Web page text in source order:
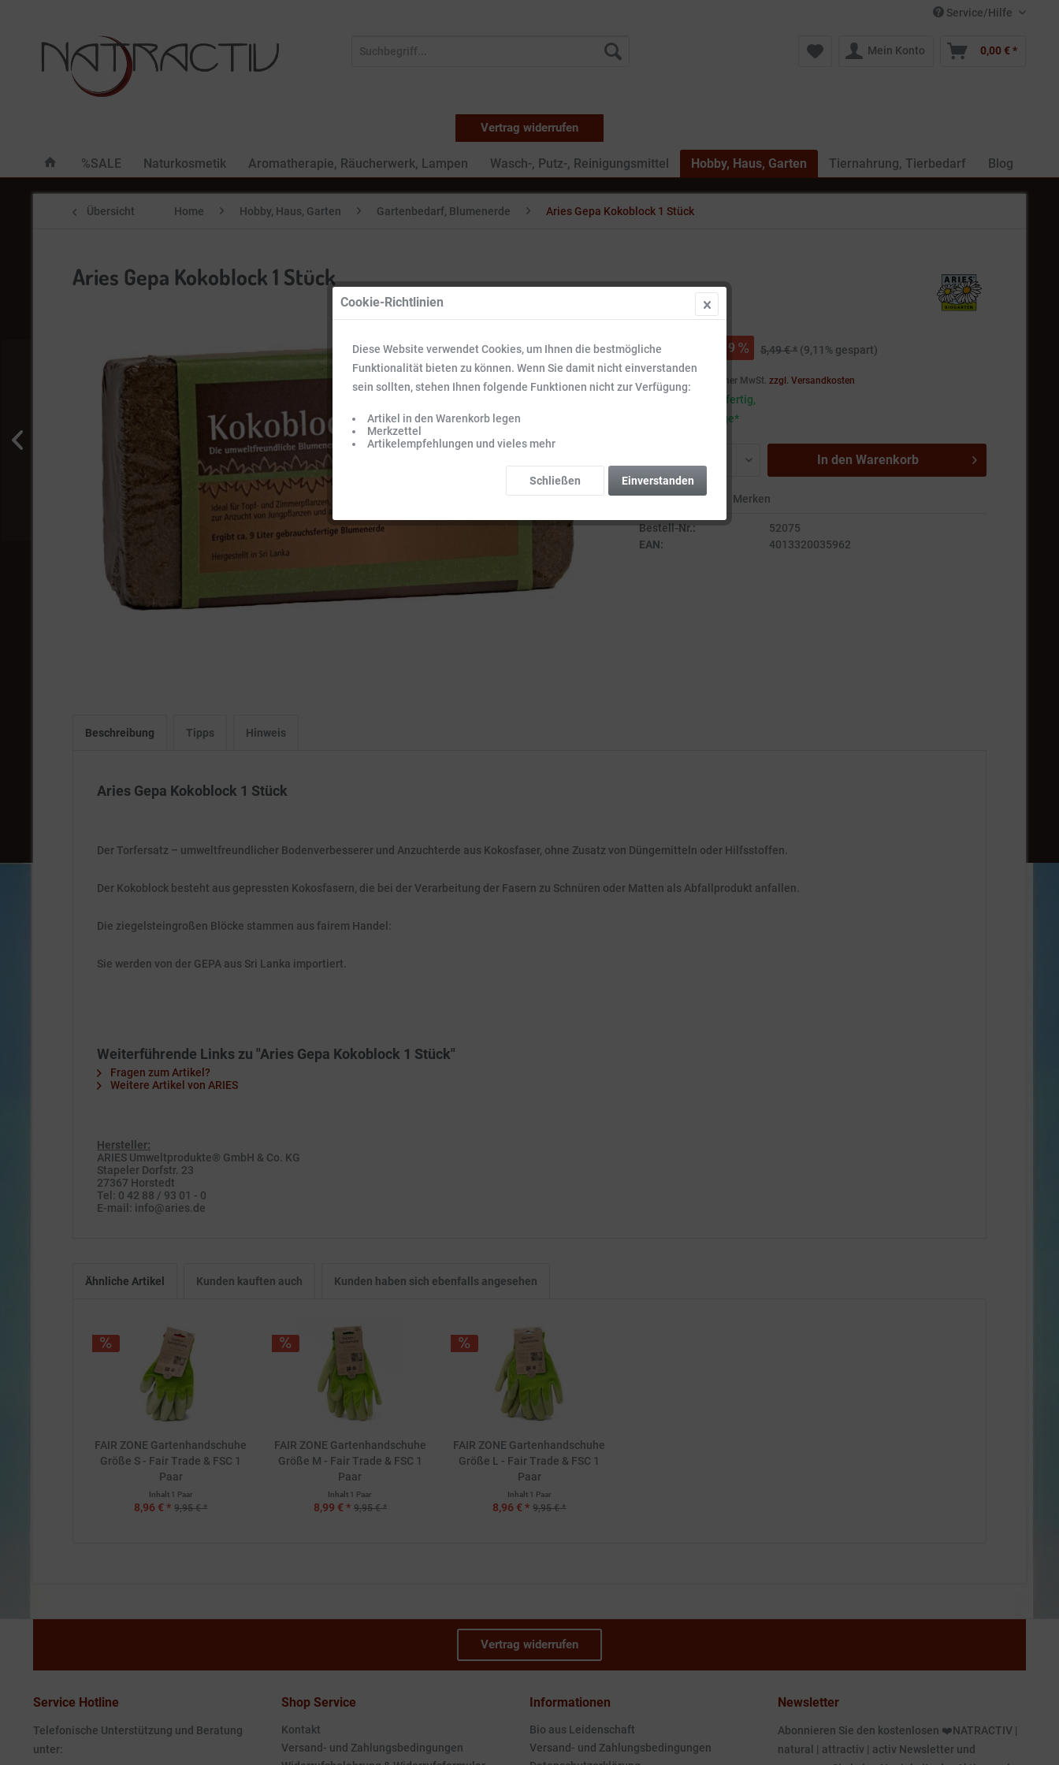
Service/Hilfe
Mein Konto 0,00 € *
Vertrag widerrufen
%SALE Naturkosmetik Aromatherapie, Räucherwerk, Lampen Wasch-, Putz-, Reinigungsmittel Hobby, Haus, Garten Tiernahrung, Tierbedarf Blog
Übersicht Home Hobby, Haus, Garten Gartenbedarf, Blumenerde Aries Gepa Kokoblock 1 Stück
Aries Gepa Kokoblock 1 Stück
4,99 € * 9 5,49 € * (9,11% gespart)
Inhalt:1 Stck.
Preise inkl. gesetzlicher MwSt.zzgl. Versandkosten
Sofort versandfertig,
Lieferzeit 3-5 Tage*
In den Warenkorb
Vergleichen Merken
Bestell-Nr.:
52075
EAN:
4013320035962
Beschreibung Tipps Hinweis
Aries Gepa Kokoblock 1 Stück
Der Torfersatz – umweltfreundlicher Bodenverbesserer und Anzuchterde aus Kokosfaser, ohne Zusatz von Düngemitteln oder Hilfsstoffen.
Der Kokoblock besteht aus gepressten Kokosfasern, die bei der Verarbeitung der Fasern zu Schnüren oder Matten als Abfallprodukt anfallen.
Die ziegelsteingroßen Blöcke stammen aus fairem Handel:
Sie werden von der GEPA aus Sri Lanka importiert.
Weiterführende Links zu "Aries Gepa Kokoblock 1 Stück"
Fragen zum Artikel?
Weitere Artikel von ARIES
Hersteller:
ARIES Umweltprodukte® GmbH & Co. KG
Stapeler Dorfstr. 23
27367 Horstedt
Tel: 0 42 88 / 93 01 - 0
E-mail: info@aries.de
Ähnliche Artikel Kunden kauften auch Kunden haben sich ebenfalls angesehen
FAIR ZONE Gartenhandschuhe
Größe S - Fair Trade & FSC 1
Paar
Inhalt 1 Paar
8,96 € * 9,95 € *
FAIR ZONE Gartenhandschuhe
Größe M - Fair Trade & FSC 1
Paar
Inhalt 1 Paar
8,99 € * 9,95 € *
FAIR ZONE Gartenhandschuhe
Größe L - Fair Trade & FSC 1
Paar
Inhalt 1 Paar
8,96 € * 9,95 € *
Vertrag widerrufen
Service Hotline
Telefonische Unterstützung und Beratung
unter:
Shop Service
Kontakt
Versand- und Zahlungsbedingungen
Informationen
Bio aus Leidenschaft
Versand- und Zahlungsbedingungen
Newsletter
Abonnieren Sie den kostenlosen ❤️NATRACTIV |
natural | attractiv | activ Newsletter und
Cookie-Richtlinien
Diese Website verwendet Cookies, um Ihnen die bestmögliche
Funktionalität bieten zu können. Wenn Sie damit nicht einverstanden
sein sollten, stehen Ihnen folgende Funktionen nicht zur Verfügung:
Artikel in den Warenkorb legen
Merkzettel
Artikelempfehlungen und vieles mehr
Einverstanden
Schließen